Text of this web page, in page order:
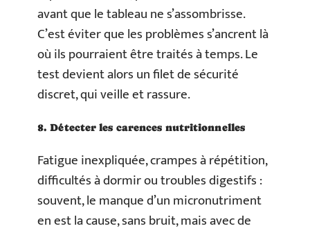
avant que le tableau ne s’assombrisse.
C’est éviter que les problèmes s’ancrent là
où ils pourraient être traités à temps. Le
test devient alors un filet de sécurité
discret, qui veille et rassure.
8. Détecter les carences nutritionnelles
Fatigue inexpliquée, crampes à répétition,
difficultés à dormir ou troubles digestifs :
souvent, le manque d’un micronutriment
en est la cause, sans bruit, mais avec de